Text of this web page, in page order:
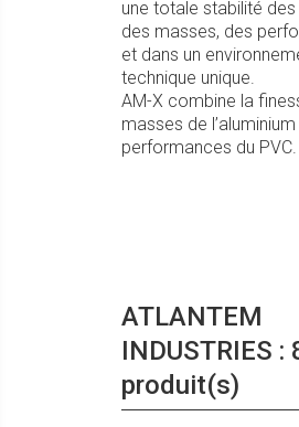
une totale stabilité
des masses, des
et dans un
technique unique.
AM-X combine la
masses de
performances du PVC.
ATLANTEM
INDUSTRIES :
produit(s)